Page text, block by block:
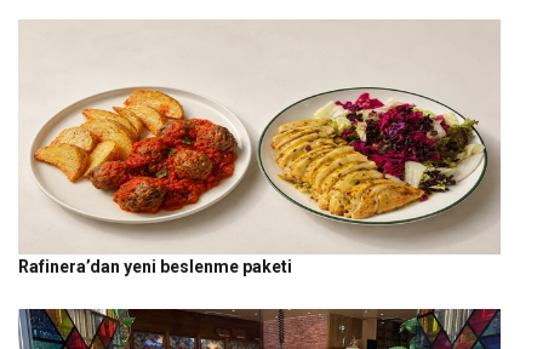
Rafinera’dan yeni beslenme paketi